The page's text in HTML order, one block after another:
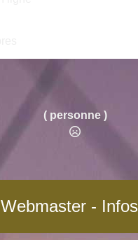
( personne )
Webmaster - Infos